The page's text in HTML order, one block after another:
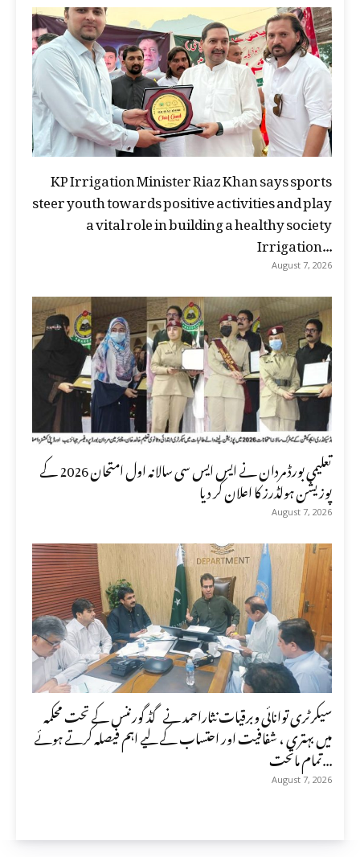
KP Irrigation Minister Riaz Khan says sports
steer youth towards positive activities and play
a vital role in building a healthy society
Irrigation...
August 7, 2026
تعلیمی بورڈ مردان نے ایس ایس سی سالانہ اول امتحان 2026 کے
پوزیشن ہولڈرز کا اعلان کر دیا
August 7, 2026
سیکرٹری توانائی وبرقیات نثاراحمد نے گڈ گورننس کے تحت محکمہ
میں بہتری ، شفافیت اور احتساب کے لیے اہم فیصلہ کرتے ہوئے
تمام ماتحت...
August 7, 2026